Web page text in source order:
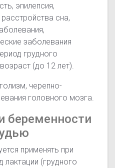
эпилепсия,
сна,
заболевания
грудного
(до 12 лет).
черепно-
головного мозга.
беременности
применять при
лактации (грудного